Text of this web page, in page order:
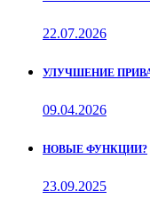
22.07.2026
УЛУЧШЕНИЕ
09.04.2026
НОВЫЕ ФУНКЦИИ?
23.09.2025